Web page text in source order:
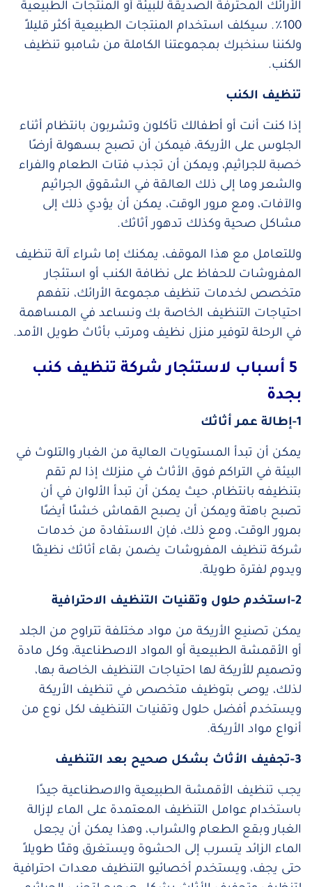
الأرائك المحترفة الصديقة للبيئة أو المنتجات الطبيعية
100٪. سيكلف استخدام المنتجات الطبيعية أكثر قليلاً
ولكننا سنخبرك بمجموعتنا الكاملة من شامبو تنظيف
الكنب.
تنظيف الكنب
إذا كنت أنت أو أطفالك تأكلون وتشربون بانتظام أثناء
الجلوس على الأريكة، فيمكن أن تصبح بسهولة أرضًا
خصبة للجراثيم، ويمكن أن تجذب فتات الطعام والفراء
والشعر وما إلى ذلك العالقة في الشقوق الجراثيم
والآفات، ومع مرور الوقت، يمكن أن يؤدي ذلك إلى
مشاكل صحية وكذلك تدهور أثاثك.
وللتعامل مع هذا الموقف، يمكنك إما شراء آلة تنظيف
المفروشات للحفاظ على نظافة الكنب أو استئجار
متخصص لخدمات تنظيف مجموعة الأرائك، نتفهم
احتياجات التنظيف الخاصة بك ونساعد في المساهمة
في الرحلة لتوفير منزل نظيف ومرتب بأثاث طويل الأمد.
5 أسباب لاستئجار شركة تنظيف كنب
بجدة
1-إطالة عمر أثاثك
يمكن أن تبدأ المستويات العالية من الغبار والتلوث في
البيئة في التراكم فوق الأثاث في منزلك إذا لم تقم
بتنظيفه بانتظام، حيث يمكن أن تبدأ الألوان في أن
تصبح باهتة ويمكن أن يصبح القماش خشنًا أيضًا
بمرور الوقت، ومع ذلك، فإن الاستفادة من خدمات
شركة تنظيف المفروشات يضمن بقاء أثاثك نظيفًا
ويدوم لفترة طويلة.
2-استخدم حلول وتقنيات التنظيف الاحترافية
يمكن تصنيع الأريكة من مواد مختلفة تتراوح من الجلد
أو الأقمشة الطبيعية أو المواد الاصطناعية، وكل مادة
وتصميم للأريكة لها احتياجات التنظيف الخاصة بها،
لذلك، يوصى بتوظيف متخصص في تنظيف الأريكة
ويستخدم أفضل حلول وتقنيات التنظيف لكل نوع من
أنواع مواد الأريكة.
3-تجفيف الأثاث بشكل صحيح بعد التنظيف
يجب تنظيف الأقمشة الطبيعية والاصطناعية جيدًا
باستخدام عوامل التنظيف المعتمدة على الماء لإزالة
الغبار وبقع الطعام والشراب، وهذا يمكن أن يجعل
الماء الزائد يتسرب إلى الحشوة ويستغرق وقتًا طويلاً
حتى يجف، ويستخدم أخصائيو التنظيف معدات احترافية